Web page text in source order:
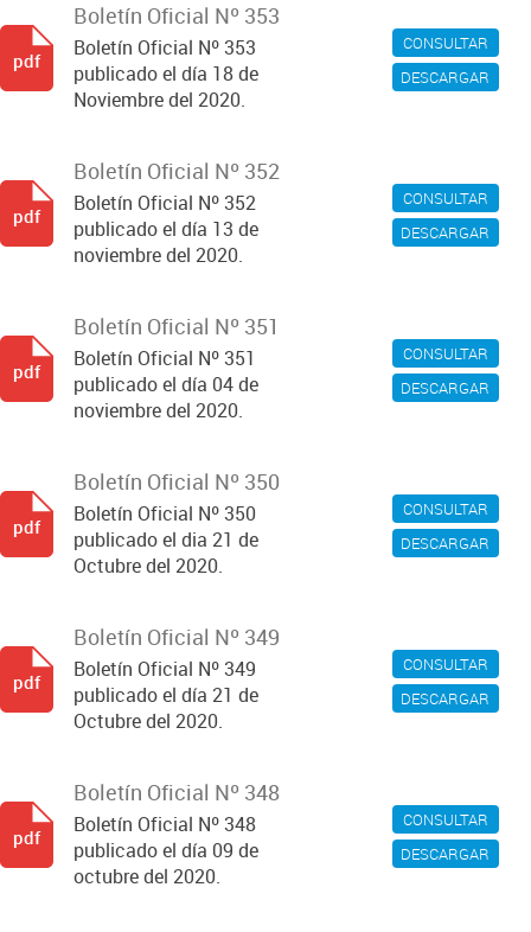
CONSULTAR
DESCARGAR
Boletín Oficial Nº 353
Boletín Oficial Nº 353
publicado el día 18 de
Noviembre del 2020.
pdf
CONSULTAR
DESCARGAR
Boletín Oficial Nº 352
Boletín Oficial Nº 352
publicado el día 13 de
noviembre del 2020.
pdf
CONSULTAR
DESCARGAR
Boletín Oficial Nº 351
Boletín Oficial Nº 351
publicado el día 04 de
noviembre del 2020.
pdf
CONSULTAR
DESCARGAR
Boletín Oficial Nº 350
Boletín Oficial Nº 350
publicado el dia 21 de
Octubre del 2020.
pdf
CONSULTAR
DESCARGAR
Boletín Oficial Nº 349
Boletín Oficial Nº 349
publicado el día 21 de
Octubre del 2020.
pdf
CONSULTAR
DESCARGAR
Boletín Oficial Nº 348
Boletín Oficial Nº 348
publicado el día 09 de
octubre del 2020.
pdf